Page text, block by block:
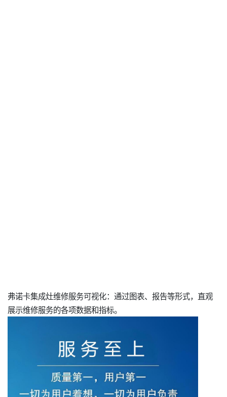
弗诺卡集成灶维修服务可视化：通过图表、报告等形式，直观
展示维修服务的各项数据和指标。